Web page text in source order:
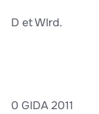
D et WIrd.
0 GIDA 2011